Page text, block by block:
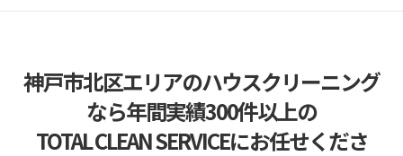
エアコンクリーニングはいつが最適？おすすめ時
期と理由
2026/04/08
プロの掃除が選ばれる理由と家庭掃除の違い解
神戸市北区エリアのハウスクリーニング
なら年間実績300件以上の
TOTAL CLEAN SERVICEにお任せくださ